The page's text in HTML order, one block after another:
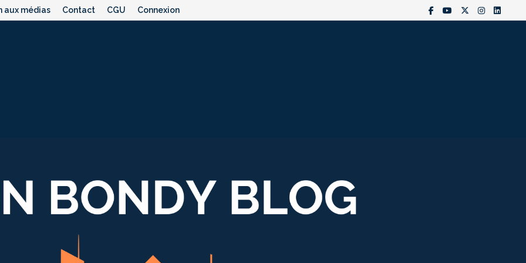
aux médias Contact CGU Connexion